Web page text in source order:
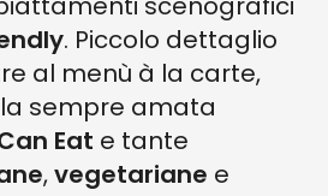
. Piccolo dettaglio
al menù à la carte,
la sempre amata
Eat e tante
,vegetariane e